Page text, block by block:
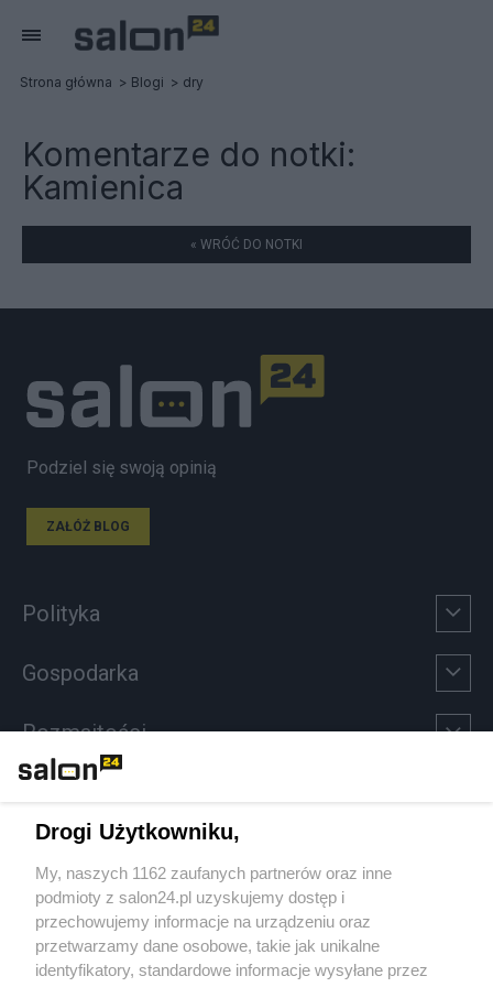
Strona główna Blogi dry
Komentarze do notki:
Kamienica
« WRÓĆ DO NOTKI
Podziel się swoją opinią
ZAŁÓŻ BLOG
Polityka
Gospodarka
Rozmaitości
Sport
Społeczeństwo
Kultura
Drogi Użytkowniku,
My, naszych 1162 zaufanych partnerów oraz inne
podmioty z salon24.pl uzyskujemy dostęp i
przechowujemy informacje na urządzeniu oraz
przetwarzamy dane osobowe, takie jak unikalne
identyfikatory, standardowe informacje wysyłane przez